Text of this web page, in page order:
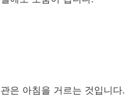
은 아침을 거르는 것입니다.